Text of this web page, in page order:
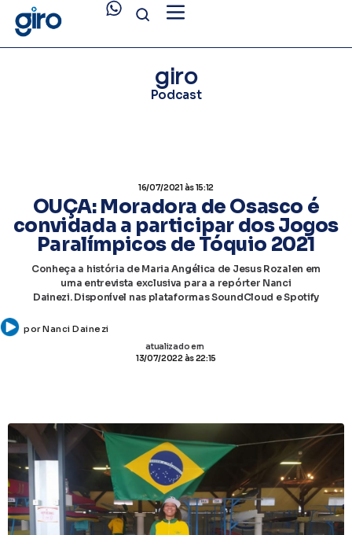
giro
Podcast
16/07/2021às 15:12
OUÇA: Moradora de Osasco é
convidada a participar dos Jogos
Paralímpicos de Tóquio 2021
Conheça a história de Maria Angélica de Jesus Rozalen em
uma entrevista exclusiva para a repórter Nanci
Dainezi. Disponível nas plataformas SoundCloud e Spotify
porNanci Dainezi
atualizado em
13/07/2022às 22:15